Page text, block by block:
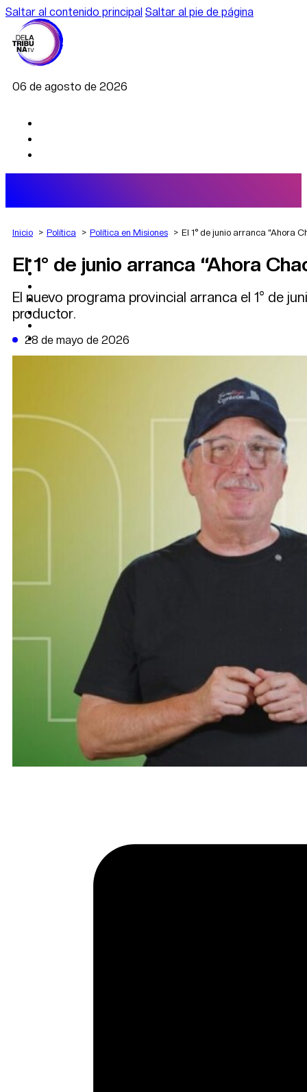
Saltar al contenido principal Saltar al pie de página
06 de agosto de 2026
AGRO
DEPORTES
POLÍTICA
CAMBIO CLIMÁTICO
DE LA TRIBUNA TV
Inicio Política Política en Misiones El 1° de junio arranca “Ahora
El 1° de junio arranca “Ahora
El nuevo programa provincial arranca el 1° de
productor.
28 de mayo de 2026